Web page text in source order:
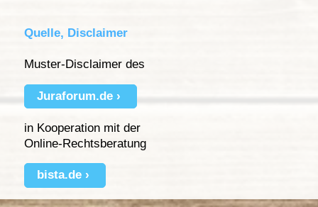
Quelle, Disclaimer
Muster-Disclaimer des
Juraforum.de
in Kooperation mit der
Online-Rechtsberatung
bista.de